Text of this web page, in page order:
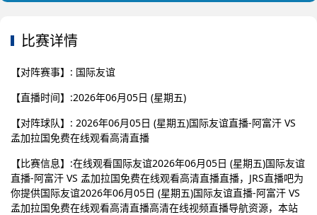
比赛详情
【对阵赛事】: 国际友谊
【直播时间】:2026年06月05日 (星期五)
【对阵球队】: 2026年06月05日 (星期五)国际友谊直播-阿富汗 VS
孟加拉国免费在线观看高清直播
【比赛信息】:在线观看国际友谊2026年06月05日 (星期五)国际友谊
直播-阿富汗 VS 孟加拉国免费在线观看高清直播直播，JRS直播吧为
你提供国际友谊2026年06月05日 (星期五)国际友谊直播-阿富汗 VS
孟加拉国免费在线观看高清直播高清在线视频直播导航资源，本站